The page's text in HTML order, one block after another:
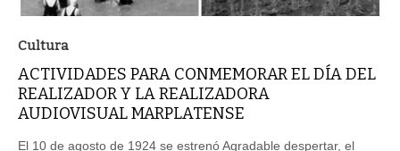
Cultura
ACTIVIDADES PARA CONMEMORAR EL DÍA DEL
REALIZADOR Y LA REALIZADORA
AUDIOVISUAL MARPLATENSE
El 10 de agosto de 1924 se estrenó Agradable despertar, el